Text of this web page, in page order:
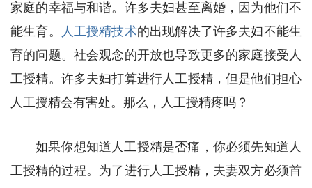
家庭的幸福与和谐。许多夫妇甚至离婚，因为他们不
能生育。
人工授精技术的出现解决了许多夫妇不能生
育的问题。社会观念的开放也导致更多的家庭接受人
工授精。许多夫妇打算进行人工授精，但是他们担心
人工授精会有害处。那么，人工授精疼吗？
如果你想知道人工授精是否痛，你必须先知道人
工授精的过程。为了进行人工授精，夫妻双方必须首